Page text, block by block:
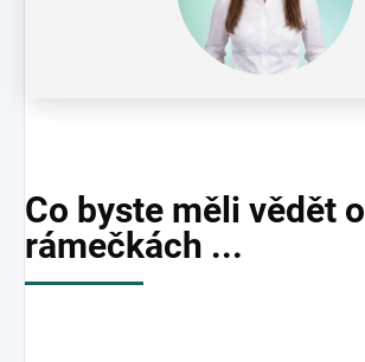
Co byste měli vědět o
rámečkách ...